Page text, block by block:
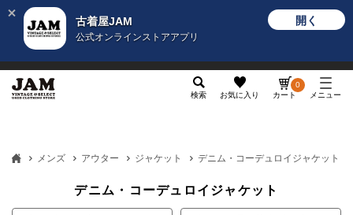
古着屋JAM
公式オンラインストアアプリ
開く
検索 お気に入り カート
0
メニュー
メンズ アウター ジャケット デニム・コーデュロイジャケット
デニム・コーデュロイジャケット